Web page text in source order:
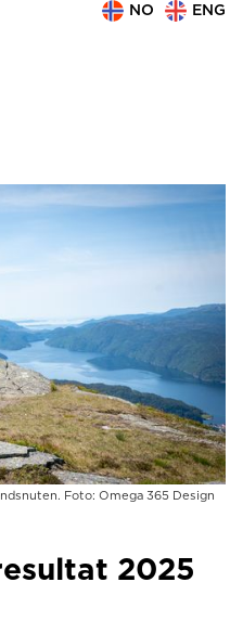
NO ENG
Foto: Omega 365 Design
2025